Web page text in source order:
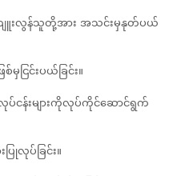
ကျူးလွန်သူတို့အား အသင်းမှနုတ်ပယ်
ြင်းပယ်ခြင်း။
ငန်းများကိုလုပ်ကိုင်ဆောင်ရွက်
လုပ်ခြင်း။